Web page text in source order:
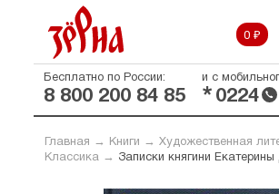
0 ₽
Бесплатно по России:
8 800 200 84 85
и с
* 0224
Главная → Книги → Художественная
Классика→ Записки княгини